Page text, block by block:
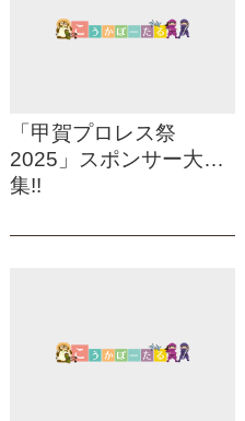
「甲賀プロレス祭
2025」スポンサー大募
集!!